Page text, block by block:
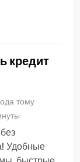
кредит
тому
Удобные